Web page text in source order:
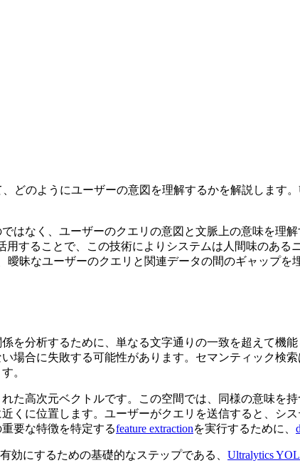
どのようにユーザーの意図を理解するかを解説します
はなく、ユーザーのクエリの意図と文脈上の意味を理
用することで、この技術によりシステムは人間味のあ
曖昧なユーザーのクエリと関連データの間のギャップ
を分析するために、単なる文字通りの一致を超えて機
場合に失敗する可能性があります。セマンティック検
。
た高次元ベクトルです。この空間では、同様の意味を
くに位置します。ユーザーがクエリを送信すると、シ
要な特徴を特定するfeature extractionを実行するために、
効にするための基礎的なステップである、 Ultralytics